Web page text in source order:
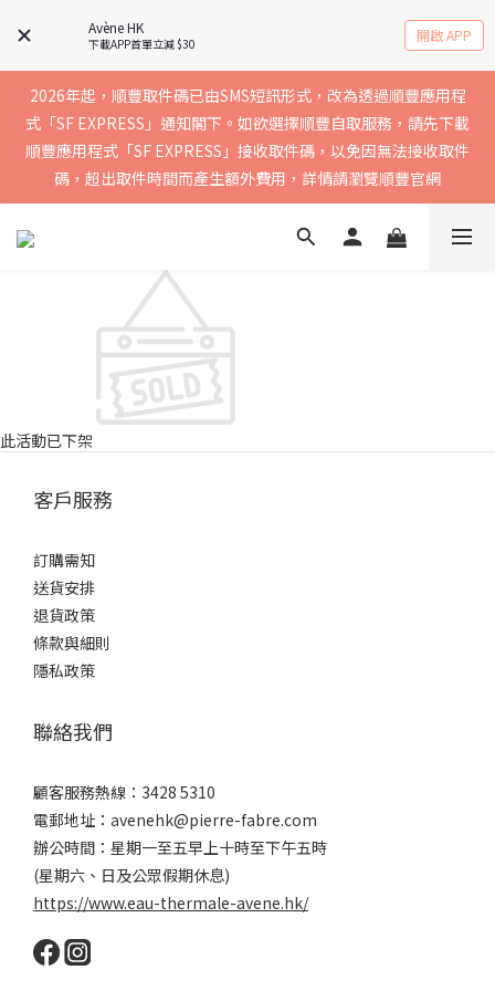
Avène HK
下載APP首單立減 $30 開啟 APP
買滿$400免運費，訂單經順豐速運會於2-5個工作天內送到，請核
實聯絡資料以確保收到送貨通知，暫不支援中國內地及澳門地區
實聯絡資料以確保收到送貨通知，暫不支援中國內地及澳門地區
2026年起，順豐取件碼已由SMS短訊形式，改為透過順豐應用程
式「SF EXPRESS」通知閣下。如欲選擇順豐自取服務，請先下載
順豐應用程式「SF EXPRESS」接收取件碼，以免因無法接收取件
碼，超出取件時間而產生額外費用，詳情請瀏覽順豐官網
實聯絡資料以確保收到送貨通知，暫不支援中國內地及澳門地區
此活動已下架
客戶服務
訂購需知
送貨安排
退貨政策
條款與細則
隱私政策
聯絡我們
顧客服務熱線：3428 5310
電郵地址：avenehk@pierre-fabre.com
辦公時間：星期一至五早上十時至下午五時
(星期六、日及公眾假期休息)
https://www.eau-thermale-avene.hk/